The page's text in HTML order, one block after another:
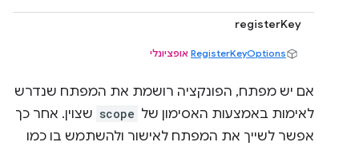
registerKey
RegisterKeyOptions אופציונלי
אם יש מפתח, הפונקציה רושמת את המפתח שנדרש
לאימות באמצעות האסימון של scope שצוין. אחר כך
אפשר לשייך את המפתח לאישור ולהשתמש בו כמו